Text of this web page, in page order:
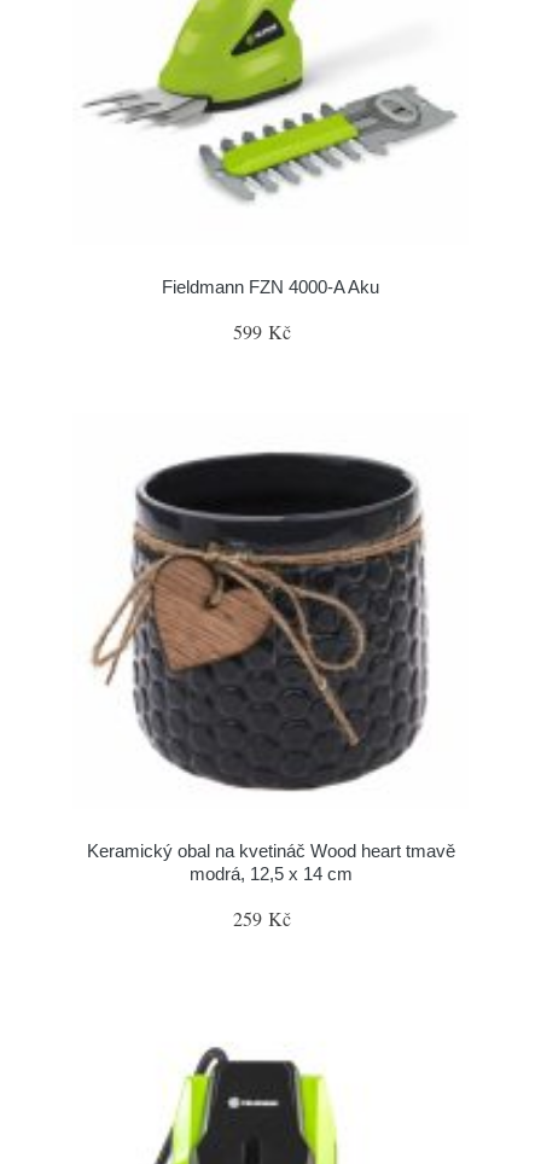
Fieldmann FZN 4000-A Aku
599 Kč
Keramický obal na kvetináč Wood heart tmavě
modrá, 12,5 x 14 cm
259 Kč